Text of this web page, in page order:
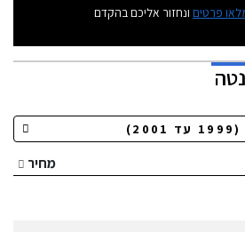
פרטים ונחזור אליכם בהקדם
מחיר